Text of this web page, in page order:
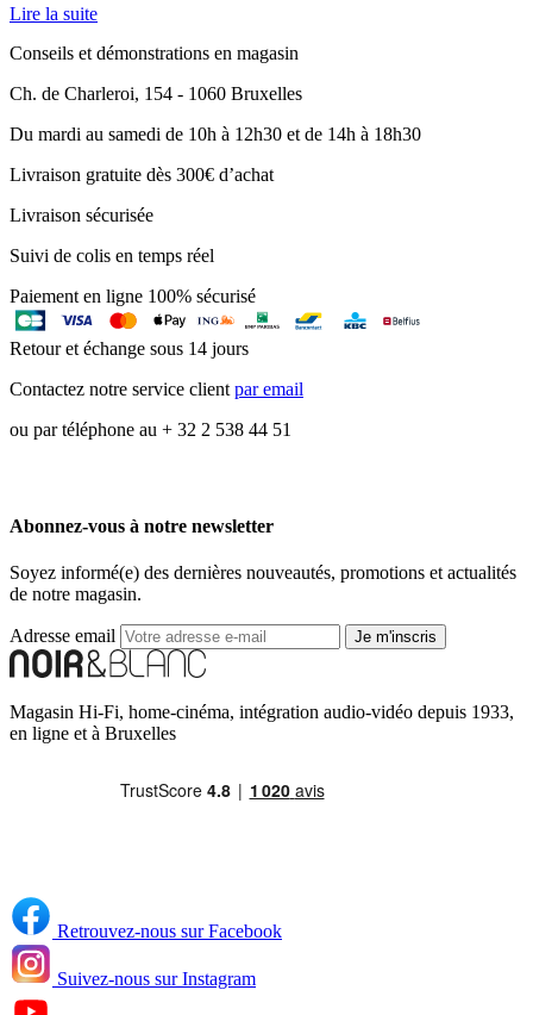
Lire la suite
Conseils et démonstrations en magasin
Ch. de Charleroi, 154 - 1060 Bruxelles
Du mardi au samedi de 10h à 12h30 et de 14h à 18h30
Livraison gratuite dès 300€ d’achat
Livraison sécurisée
Suivi de colis en temps réel
Paiement en ligne 100% sécurisé
Retour et échange sous 14 jours
Contactez notre service clientpar email
ou par téléphone au + 32 2 538 44 51
Abonnez-vous à notre newsletter
Soyez informé(e) des dernières nouveautés, promotions et actualités
de notre magasin.
Adresse email Je m'inscris
Magasin Hi-Fi, home-cinéma, intégration audio-vidéo depuis 1933,
en ligne et à Bruxelles
Retrouvez-nous sur Facebook
Suivez-nous sur Instagram